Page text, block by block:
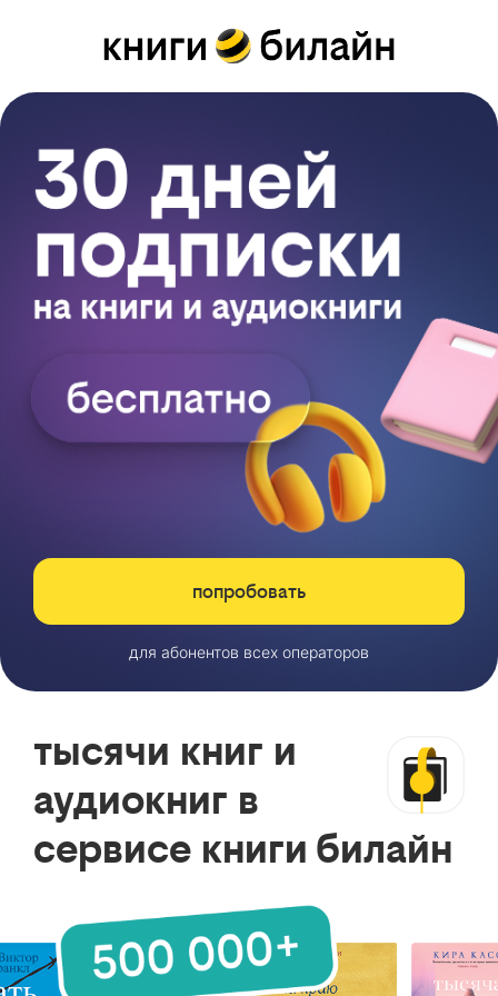
попробовать
для абонентов всех операторов
тысячи книг и
аудиокниг в
сервисе книги билайн